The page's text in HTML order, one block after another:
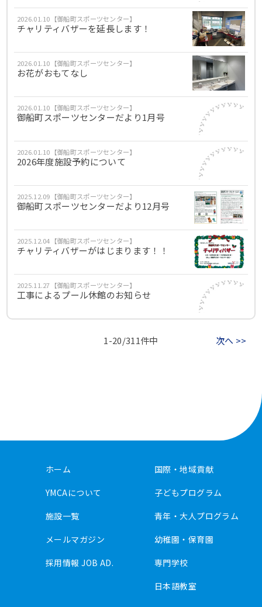
2026.01.10【御船町スポーツセンター】
チャリティバザーを延長します！
2026.01.10【御船町スポーツセンター】
お花がおもてなし
2026.01.10【御船町スポーツセンター】
御船町スポーツセンターだより1月号
2026.01.10【御船町スポーツセンター】
2026年度施設予約について
2025.12.09【御船町スポーツセンター】
御船町スポーツセンターだより12月号
2025.12.04【御船町スポーツセンター】
チャリティバザーがはじまります！！
2025.11.27【御船町スポーツセンター】
工事によるプール休館のお知らせ
1-20/311件中 次へ >>
ホーム
YMCAについて
施設一覧
メールマガジン
採用情報 JOB AD.
国際・地域貢献
子どもプログラム
青年・大人プログラム
幼稚園・保育園
専門学校
日本語教室